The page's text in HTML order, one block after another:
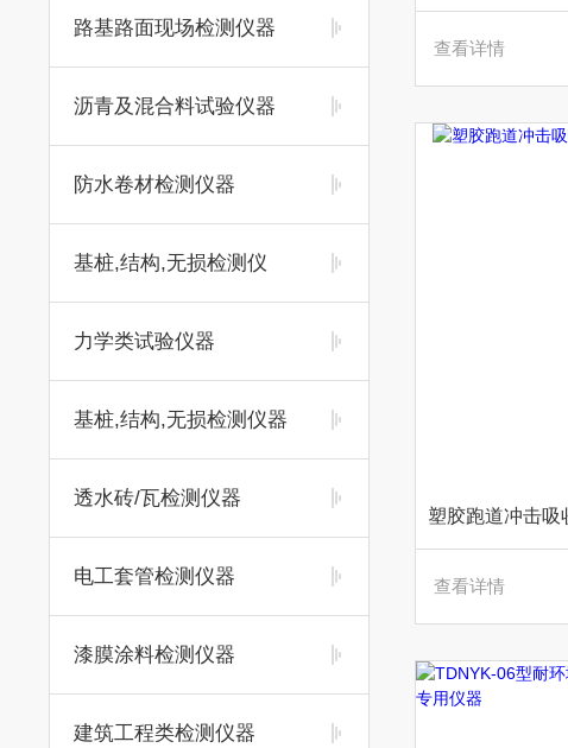
路基路面现场检测仪器
沥青及混合料试验仪器
防水卷材检测仪器
基桩,结构,无损检测仪
力学类试验仪器
基桩,结构,无损检测仪器
透水砖/瓦检测仪器
电工套管检测仪器
漆膜涂料检测仪器
建筑工程类检测仪器
查看详情
查看详情